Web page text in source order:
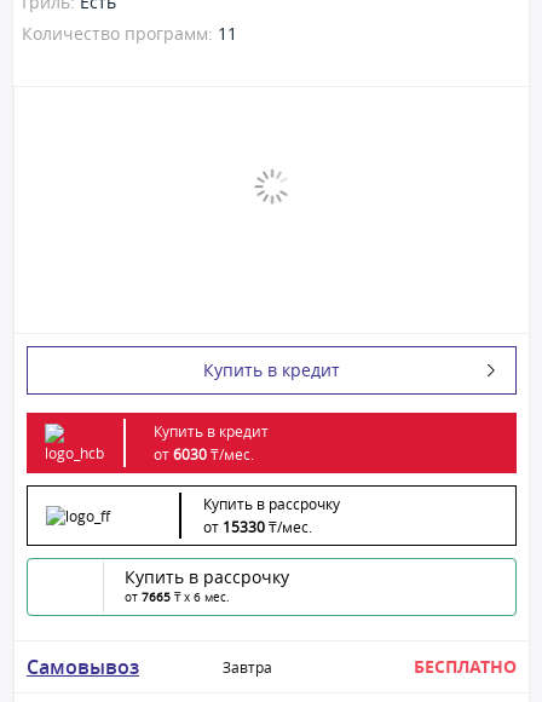
Количество программ: 11
Купить в кредит
Купить в кредит
от6030₸/мес.
Купить в рассрочку
от 15330₸/мес.
Купить в рассрочку
от 7665 ₸ x 6 мес.
Самовывоз Завтра БЕСПЛАТНО